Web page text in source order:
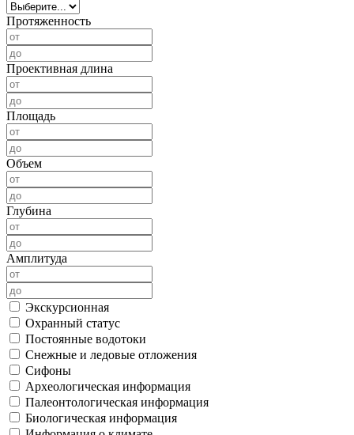
Протяженность
Проективная длина
Площадь
Объем
Глубина
Амплитуда
Экскурсионная
Охранный статус
Постоянные водотоки
Снежные и ледовые отложения
Сифоны
Археологическая информация
Палеонтологическая информация
Биологическая информация